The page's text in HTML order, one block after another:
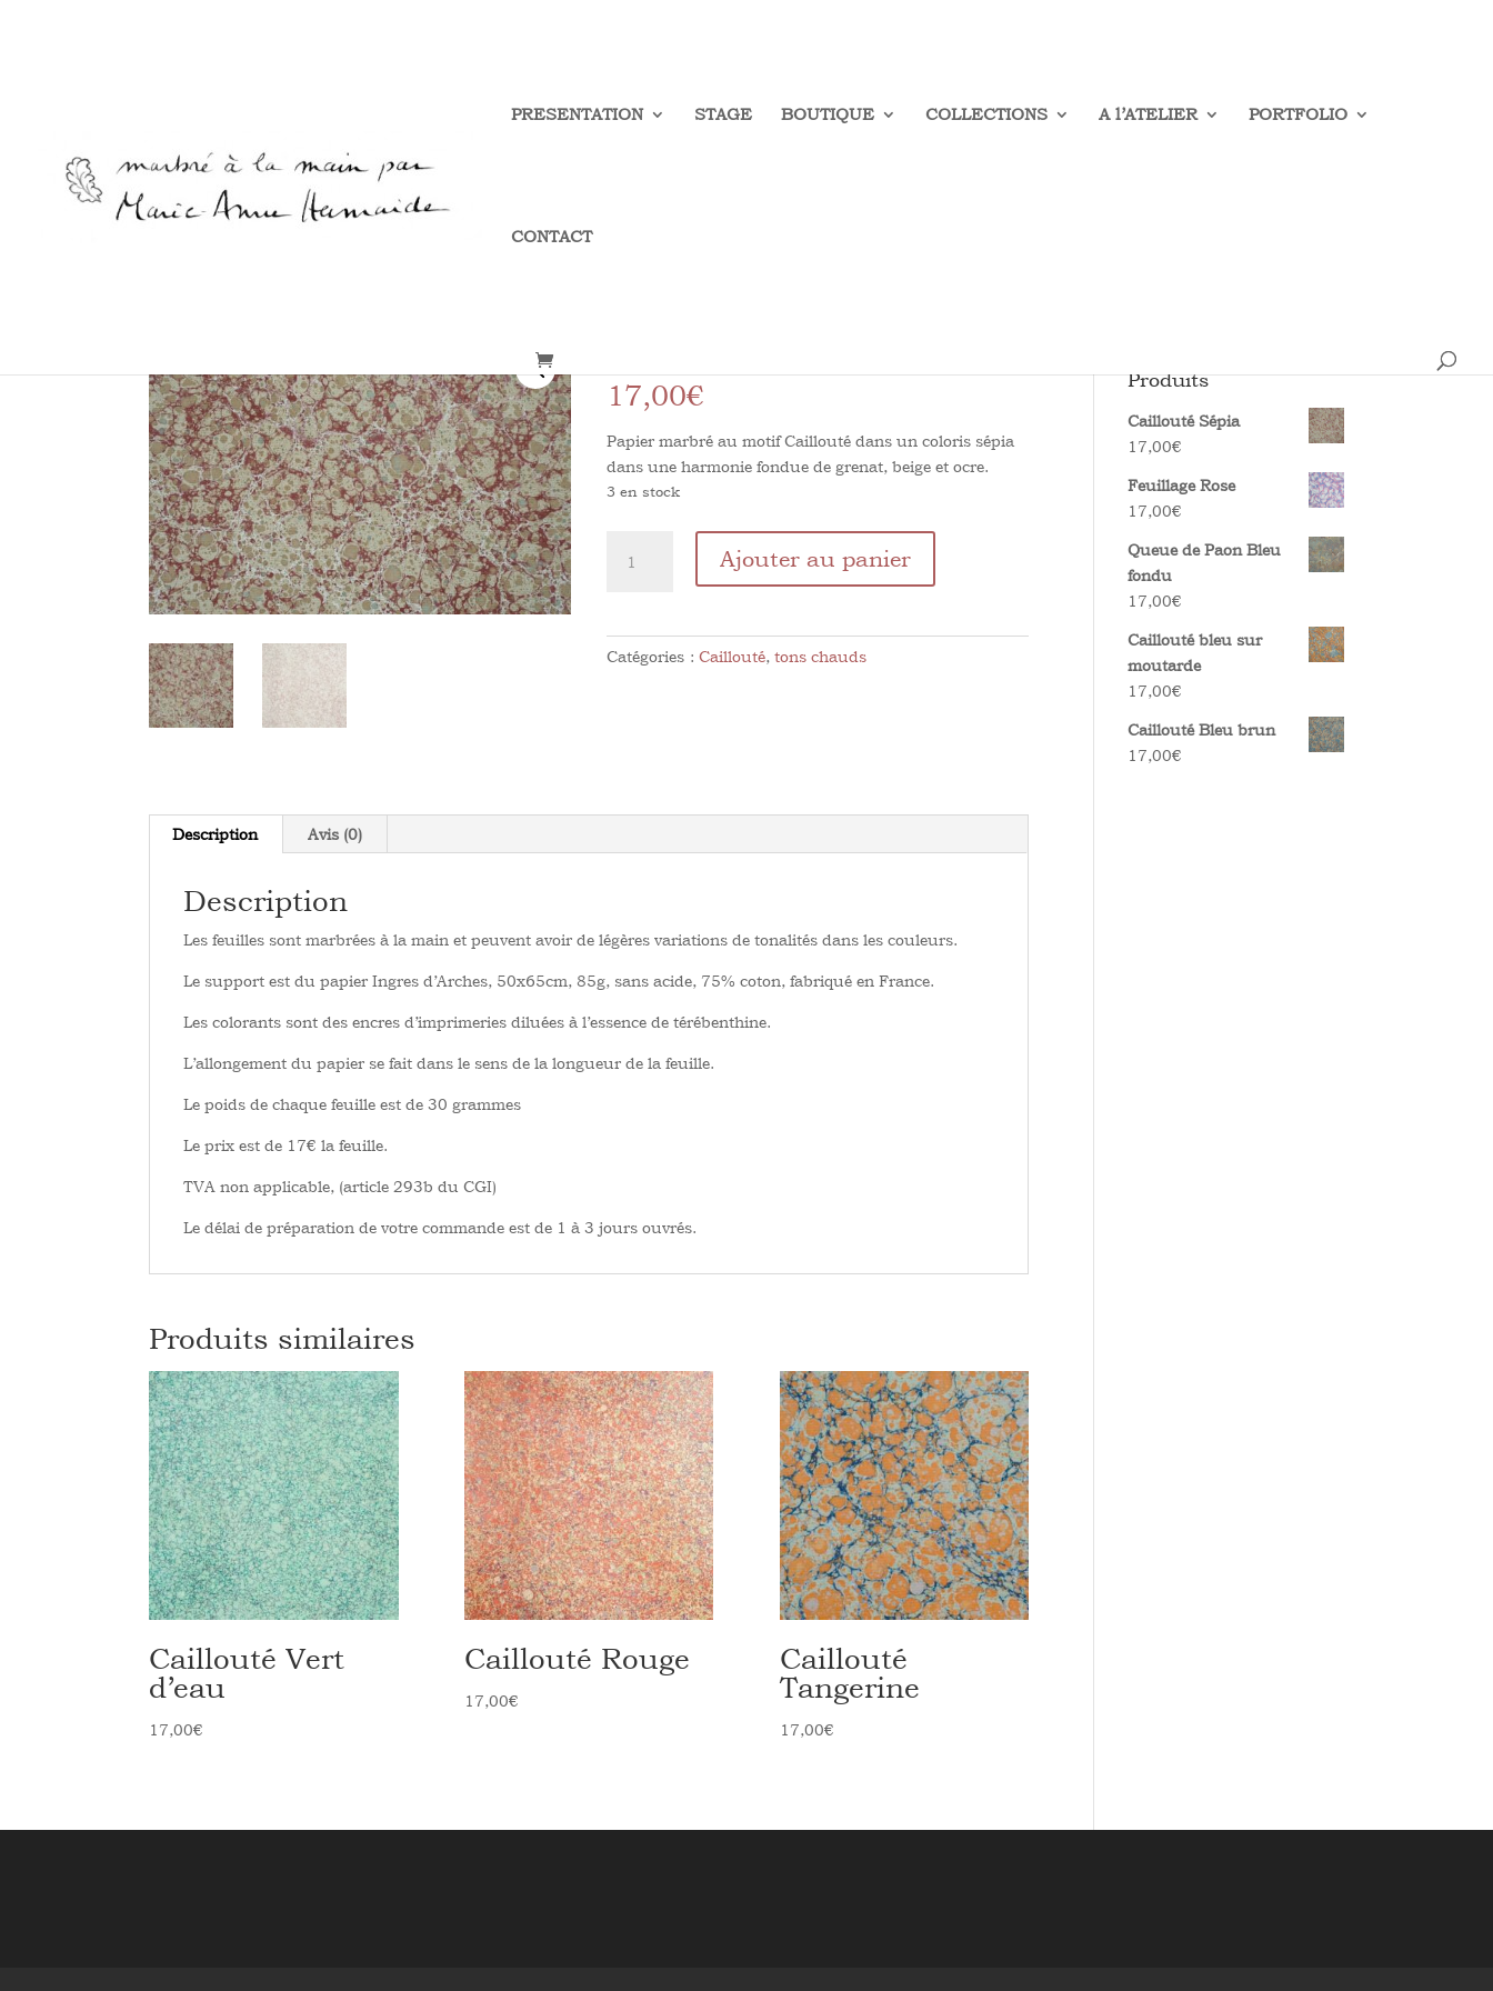
PRESENTATION STAGE BOUTIQUE COLLECTIONS A l’ATELIER PORTFOLIO
CONTACT
17,00€
Papier marbré au motif Caillouté dans un coloris sépia
dans une harmonie fondue de grenat, beige et ocre.
3 en stock
Ajouter au panier
Catégories :Caillouté,tons chauds
Description Avis (0)
Description
Les feuilles sont marbrées à la main et peuvent avoir de légères variations de tonalités dans les couleurs.
Le support est du papier Ingres d’Arches, 50x65cm, 85g, sans acide, 75% coton, fabriqué en France.
Les colorants sont des encres d’imprimeries diluées à l’essence de térébenthine.
L’allongement du papier se fait dans le sens de la longueur de la feuille.
Le poids de chaque feuille est de 30 grammes
Le prix est de 17€ la feuille.
TVA non applicable, (article 293b du CGI)
Le délai de préparation de votre commande est de 1 à 3 jours ouvrés.
Produits similaires
Caillouté Vert
d’eau
17,00€
Caillouté Rouge
17,00€
Caillouté
Tangerine
17,00€
Produits
Caillouté Sépia
17,00€
Feuillage Rose
17,00€
Queue de Paon Bleu
fondu
17,00€
Caillouté bleu sur
moutarde
17,00€
Caillouté Bleu brun
17,00€